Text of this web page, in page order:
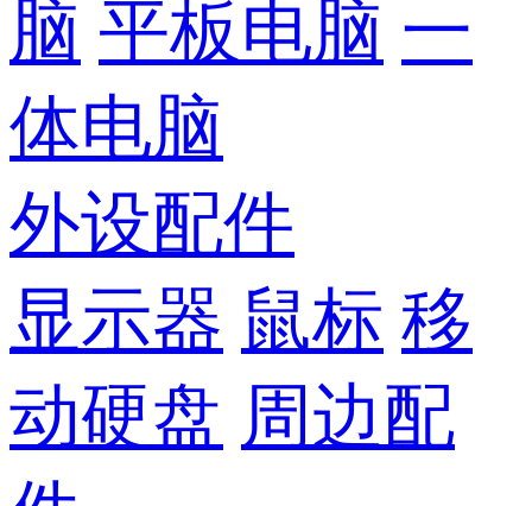
脑 平板电脑 一
体电脑
外设配件
显示器 鼠标 移
动硬盘 周边配